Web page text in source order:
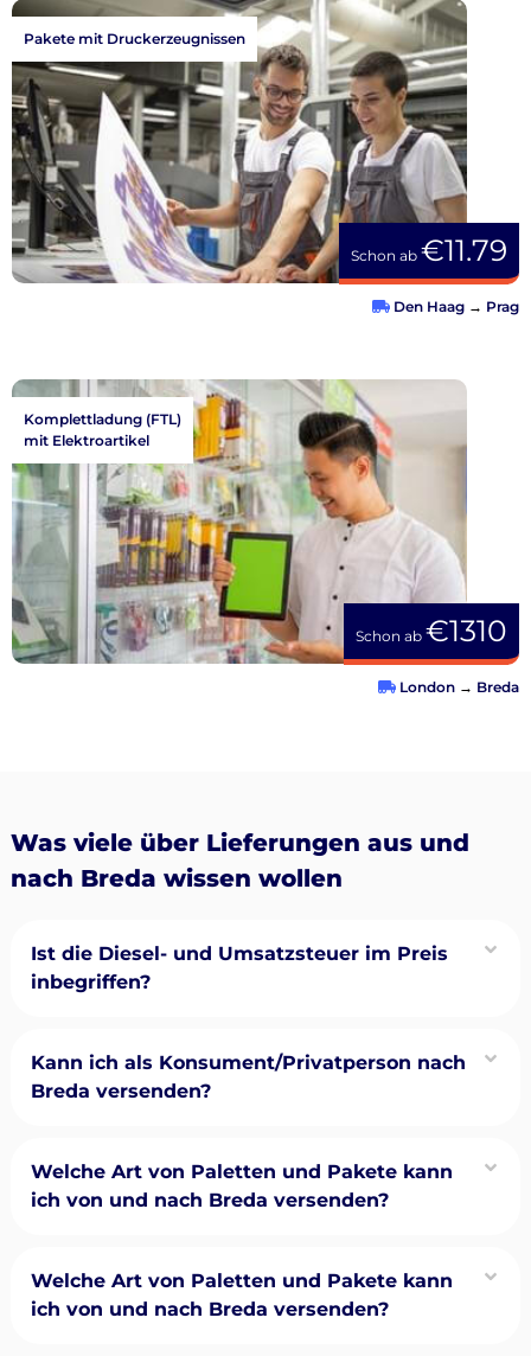
Schon ab €11.79
Pakete mit Druckerzeugnissen
Den Haag → Prag
Schon ab €1310
Komplettladung (FTL)
mit Elektroartikel
London → Breda
Was viele über Lieferungen aus und
nach Breda wissen wollen
Ist die Diesel- und Umsatzsteuer im Preis
inbegriffen?
Kann ich als Konsument/Privatperson nach
Breda versenden?
Welche Art von Paletten und Pakete kann
ich von und nach Breda versenden?
Welche Art von Paletten und Pakete kann
ich von und nach Breda versenden?